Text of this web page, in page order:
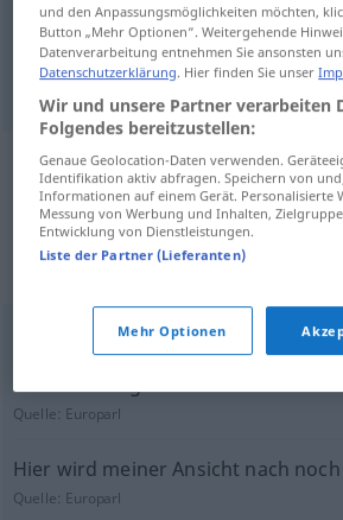
Unschlüssigkeitf hesitancy
Zaudernn hesitancy
Beispielsätze aus
für "hesitancy"
(nicht von der
Warum zeigt es bei so viel Kraft
solche Verzagtheit?
Quelle: Europarl
Hier wird meiner Ansicht nach
Quelle: Europarl
und den Anpassungsmöglichkeiten möchten,
Button „Mehr Optionen“. Weitergehende
Datenverarbeitung entnehmen Sie ansonsten
Datenschutzerklärung. Hier finden Sie unser
Wir und unsere Partner verarbeiten
Folgendes bereitzustellen:
Genaue Geolocation-Daten verwenden.
Identifikation aktiv abfragen. Speichern von
Informationen auf einem Gerät. Personalisierte
Messung von Werbung und Inhalten,
Entwicklung von Dienstleistungen.
Liste der Partner (Lieferanten)
Mehr Optionen